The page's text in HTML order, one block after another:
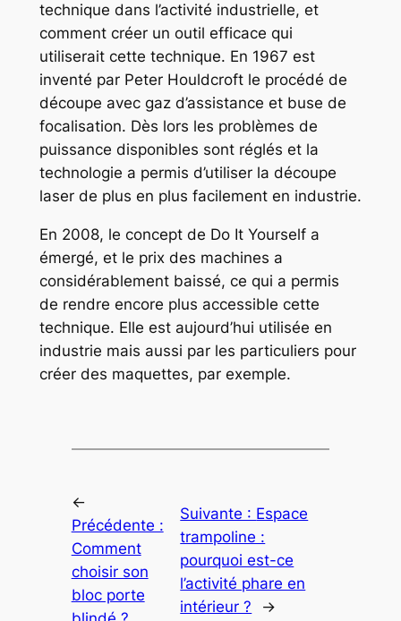
technique dans l’activité industrielle, et
comment créer un outil efficace qui
utiliserait cette technique. En 1967 est
inventé par Peter Houldcroft le procédé de
découpe avec gaz d’assistance et buse de
focalisation. Dès lors les problèmes de
puissance disponibles sont réglés et la
technologie a permis d’utiliser la découpe
laser de plus en plus facilement en industrie.
En 2008, le concept de Do It Yourself a
émergé, et le prix des machines a
considérablement baissé, ce qui a permis
de rendre encore plus accessible cette
technique. Elle est aujourd’hui utilisée en
industrie mais aussi par les particuliers pour
créer des maquettes, par exemple.
←
Précédente :
Comment
choisir son
bloc porte
Suivante : Espace
trampoline :
pourquoi est-ce
l’activité phare en
intérieur ?
→